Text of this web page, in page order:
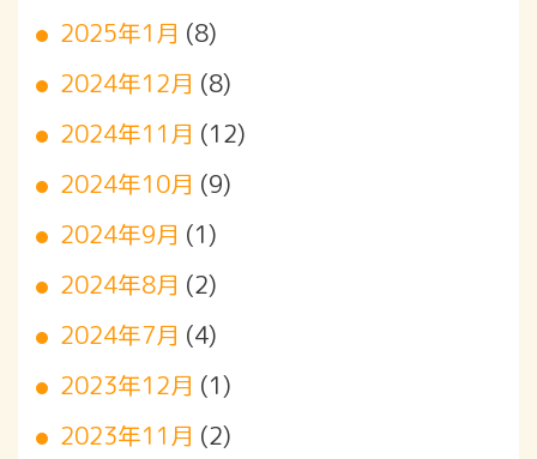
2025年1月 (8)
2024年12月 (8)
2024年11月 (12)
2024年10月 (9)
2024年9月 (1)
2024年8月 (2)
2024年7月 (4)
2023年12月 (1)
2023年11月 (2)